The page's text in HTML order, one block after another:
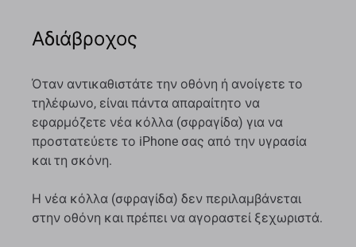
Αδιάβροχος
Όταν αντικαθιστάτε την οθόνη ή ανοίγετε το
τηλέφωνο, είναι πάντα απαραίτητο να
εφαρμόζετε νέα κόλλα (σφραγίδα) για να
προστατεύετε το iPhone σας από την υγρασία
και τη σκόνη.
Η νέα κόλλα (σφραγίδα) δεν περιλαμβάνεται
στην οθόνη και πρέπει να αγοραστεί ξεχωριστά.